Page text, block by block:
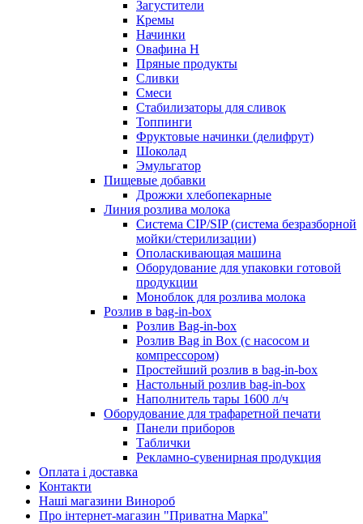
Загустители
Кремы
Начинки
Овафина Н
Пряные продукты
Сливки
Смеси
Стабилизаторы для сливок
Топпинги
Фруктовые начинки (делифрут)
Шоколад
Эмульгатор
Пищевые добавки
Дрожжи хлебопекарные
Линия розлива молока
Система CIP/SIP (система безразборной
мойки/стерилизации)
Ополаскивающая машина
Оборудование для упаковки готовой
продукции
Моноблок для розлива молока
Розлив в bag-in-box
Розлив Bag-in-box
Розлив Bag in Box (с насосом и
компрессором)
Простейший розлив в bag-in-box
Настольный розлив bag-in-box
Наполнитель тары 1600 л/ч
Оборудование для трафаретной печати
Панели приборов
Таблички
Рекламно-сувенирная продукция
Оплата і доставка
Контакти
Наші магазини Винороб
Про інтернет-магазин "Приватна Марка"